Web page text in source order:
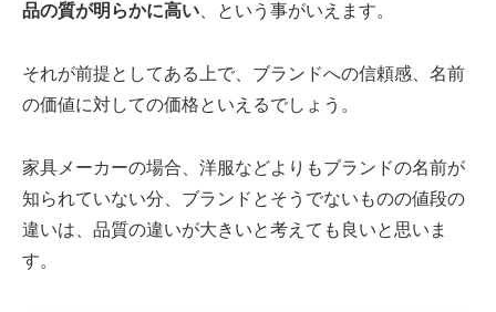
品の質が明らかに高い、という事がいえます。
それが前提としてある上で、ブランドへの信頼感、名前
の価値に対しての価格といえるでしょう。
家具メーカーの場合、洋服などよりもブランドの名前が
知られていない分、ブランドとそうでないものの値段の
違いは、品質の違いが大きいと考えても良いと思いま
す。